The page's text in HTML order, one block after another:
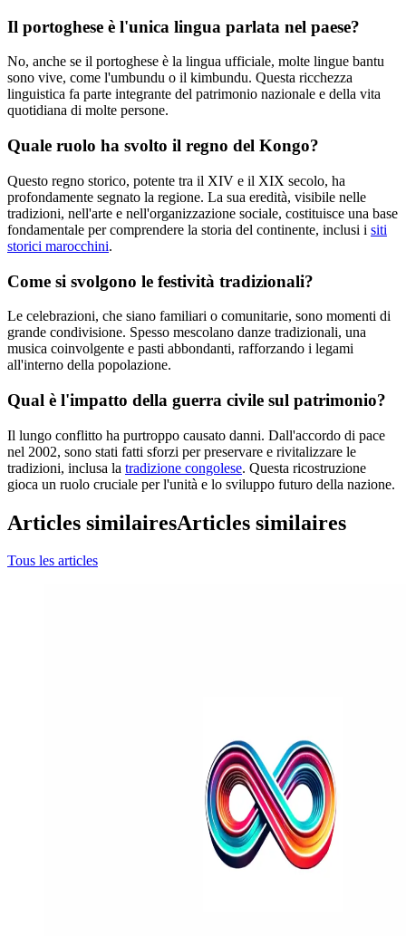
Il portoghese è l'unica lingua parlata nel paese?
No, anche se il portoghese è la lingua ufficiale, molte lingue bantu
sono vive, come l'umbundu o il kimbundu. Questa ricchezza
linguistica fa parte integrante del patrimonio nazionale e della vita
quotidiana di molte persone.
Quale ruolo ha svolto il regno del Kongo?
Questo regno storico, potente tra il XIV e il XIX secolo, ha
profondamente segnato la regione. La sua eredità, visibile nelle
tradizioni, nell'arte e nell'organizzazione sociale, costituisce una base
fondamentale per comprendere la storia del continente, inclusi i siti
storici marocchini.
Come si svolgono le festività tradizionali?
Le celebrazioni, che siano familiari o comunitarie, sono momenti di
grande condivisione. Spesso mescolano danze tradizionali, una
musica coinvolgente e pasti abbondanti, rafforzando i legami
all'interno della popolazione.
Qual è l'impatto della guerra civile sul patrimonio?
Il lungo conflitto ha purtroppo causato danni. Dall'accordo di pace
nel 2002, sono stati fatti sforzi per preservare e rivitalizzare le
tradizioni, inclusa la tradizione congolese. Questa ricostruzione
gioca un ruolo cruciale per l'unità e lo sviluppo futuro della nazione.
Articles similairesArticles similaires
Tous les articles